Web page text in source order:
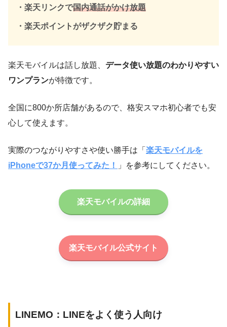
・楽天リンクで国内通話がかけ放題
・楽天ポイントがザクザク貯まる
楽天モバイルは話し放題、 データ使い放題のわかりやすい
ワンプランが特徴です。
全国に800か所店舗があるので、格安スマホ初心者でも安
心して使えます。
実際のつながりやすさや使い勝手は「 楽天モバイルを
iPhoneで37か月使ってみた！
」を参考にしてください。
楽天モバイルの詳細
楽天モバイル公式サイト
LINEMO：LINEをよく使う人向け